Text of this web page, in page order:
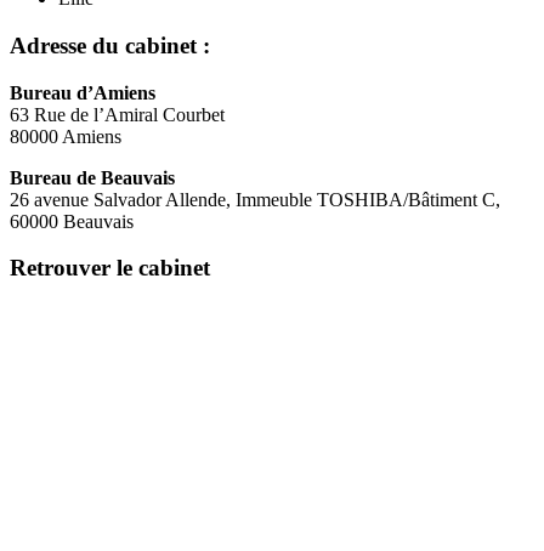
Adresse du cabinet :
Bureau d’Amiens
63 Rue de l’Amiral Courbet
80000 Amiens
Bureau de Beauvais
26 avenue Salvador Allende, Immeuble TOSHIBA/Bâtiment C,
60000 Beauvais
Retrouver le cabinet